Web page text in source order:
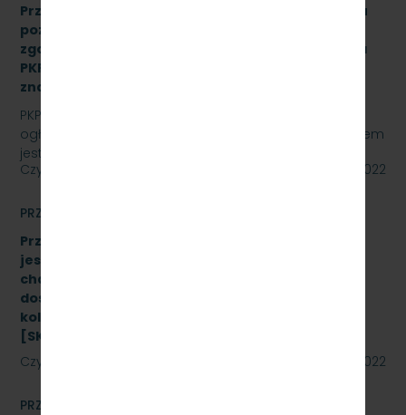
Przetarg nieograniczony na wykonanie przeglądu
poziomu utrzymania P4 drezyny DH.350.11 nr 16
zgodnie z Dokumentacją Systemu Utrzymania dla
PKP Szybka Kolej Miejska w Trójmieście Sp. z o.o.,
znak sprawy: SKMMU.086.24.22
PKP SZYBKA KOLEJ MIEJSKA W TRÓJMIEŚCIE Sp. z o.o.
ogłasza przetarg nieograniczony, którego przedmiotem
jest wykonanie przeglądu poziomu utrzymania P4…
Czytaj dalej
20 maja 2022
PRZETARGI
Przetarg nieograniczony, którego przedmiotem
jest Dostawę stanowiska do badania
charakterystyk zderzaków kolejowych oraz
dostawę fabrycznie nowych sprężarek do taboru
kolejowego- 10 szt. (dwa zadania)
[SKMMU.086.23.22]
Czytaj dalej
19 maja 2022
PRZETARGI